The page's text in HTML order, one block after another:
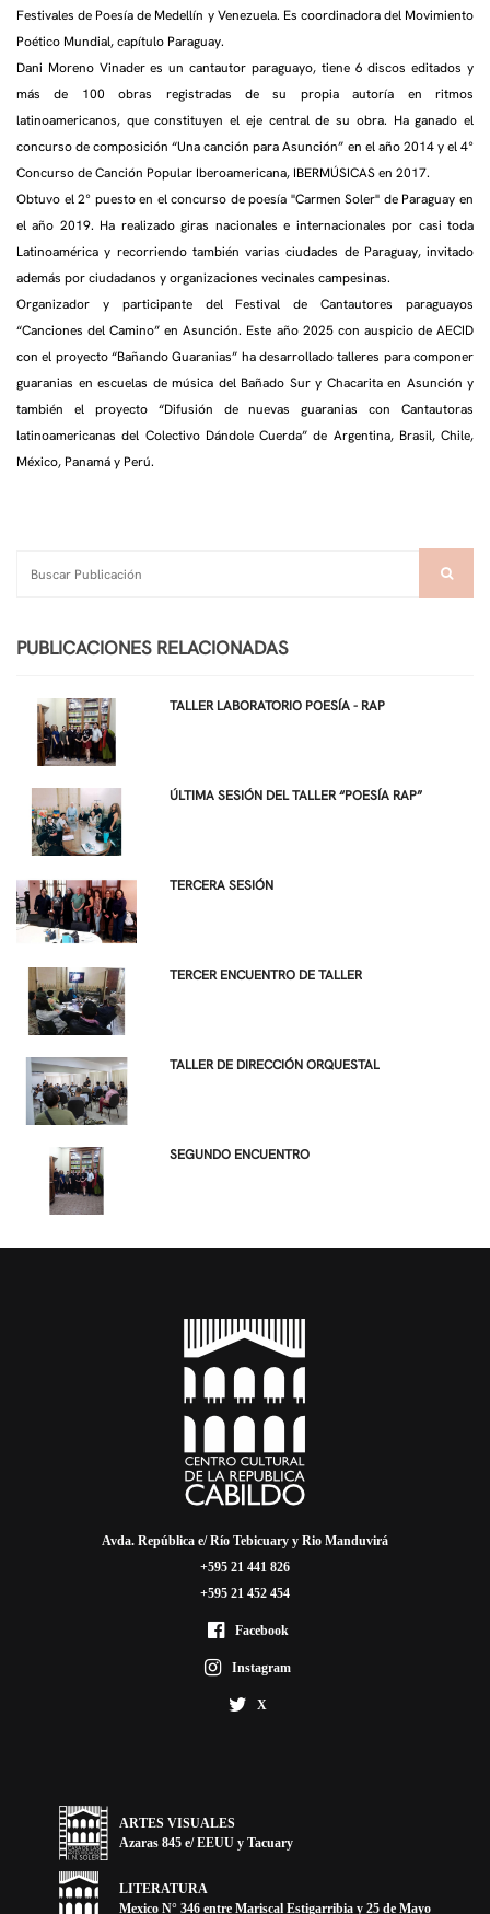
Festivales de Poesía de Medellín y Venezuela. Es coordinadora del Movimiento
Poético Mundial, capítulo Paraguay.
Dani Moreno Vinader es un cantautor paraguayo, tiene 6 discos editados y
más de 100 obras registradas de su propia autoría en ritmos
latinoamericanos, que constituyen el eje central de su obra. Ha ganado el
concurso de composición “Una canción para Asunción” en el año 2014 y el 4°
Concurso de Canción Popular Iberoamericana, IBERMÚSICAS en 2017.
Obtuvo el 2° puesto en el concurso de poesía "Carmen Soler" de Paraguay en
el año 2019. Ha realizado giras nacionales e internacionales por casi toda
Latinoamérica y recorriendo también varias ciudades de Paraguay, invitado
además por ciudadanos y organizaciones vecinales campesinas.
Organizador y participante del Festival de Cantautores paraguayos
“Canciones del Camino” en Asunción. Este año 2025 con auspicio de AECID
con el proyecto “Bañando Guaranias” ha desarrollado talleres para componer
guaranias en escuelas de música del Bañado Sur y Chacarita en Asunción y
también el proyecto “Difusión de nuevas guaranias con Cantautoras
latinoamericanas del Colectivo Dándole Cuerda” de Argentina, Brasil, Chile,
México, Panamá y Perú.
PUBLICACIONES RELACIONADAS
TALLER LABORATORIO POESÍA - RAP
ÚLTIMA SESIÓN DEL TALLER “POESÍA RAP”
TERCERA SESIÓN
TERCER ENCUENTRO DE TALLER
TALLER DE DIRECCIÓN ORQUESTAL
SEGUNDO ENCUENTRO
Avda. República e/ Río Tebicuary y Rio Manduvirá
+595 21 441 826
+595 21 452 454
Facebook
Instagram
X
ARTES VISUALES
Azaras 845 e/ EEUU y Tacuary
LITERATURA
Mexico N° 346 entre Mariscal Estigarribia y 25 de Mayo